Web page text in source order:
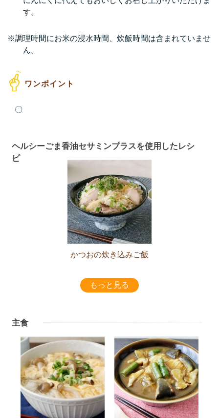
す。
※調理時間にお米の浸水時間、炊飯時間は含まれていませ
ん。
〇
ヘルシーごま香油セサミンプラスを使用したレシ
ピ
かつおの炊き込みご飯
もっと見る
主食